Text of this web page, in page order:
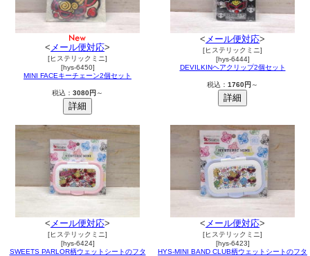
< メール便対応>
[ヒステリックミニ]
[hys-6450]
MINI FACEキーチェーン2個セット
税込： 3080円 ～
< メール便対応>
[ヒステリックミニ]
[hys-6444]
DEVILKINヘアクリップ2個セット
税込： 1760円 ～
< メール便対応>
[ヒステリックミニ]
[hys-6424]
SWEETS PARLOR柄ウェットシートのフタ
< メール便対応>
[ヒステリックミニ]
[hys-6423]
HYS-MINI BAND CLUB柄ウェットシートのフタ